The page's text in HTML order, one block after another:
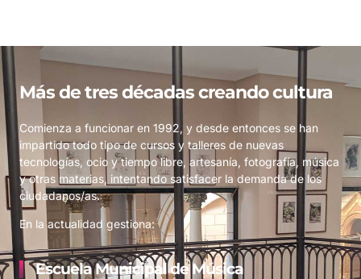
Más de tres décadas creando cultura
Comienza a funcionar en 1992, y desde entonces se han
impartido todo tipo de cursos y talleres de nuevas
tecnologías, ocio y tiempo libre, artesanía, fotografía, música
y otras materias, intentando satisfacer la demanda de los
ciudadanos/as.
En la actualidad gestiona:
Escuela Municipal de Música